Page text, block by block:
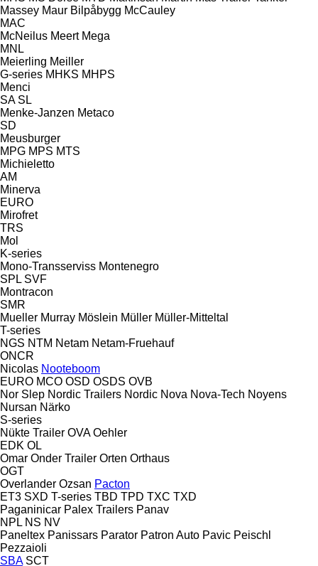
Massey Maur Bilpåbygg McCauley
MAC
McNeilus Meert Mega
MNL
Meierling Meiller
G-series MHKS MHPS
Menci
SA SL
Menke-Janzen Metaco
SD
Meusburger
MPG MPS MTS
Michieletto
AM
Minerva
EURO
Mirofret
TRS
Mol
K-series
Mono-Transserviss Montenegro
SPL SVF
Montracon
SMR
Mueller Murray Möslein Müller Müller-Mitteltal
T-series
NGS NTM Netam Netam-Fruehauf
ONCR
Nicolas Nooteboom
EURO MCO OSD OSDS OVB
Nor Slep Nordic Trailers Nordic Nova Nova-Tech Noyens
Nursan Närko
S-series
Nükte Trailer OVA Oehler
EDK OL
Omar Onder Trailer Orten Orthaus
OGT
Overlander Ozsan Pacton
ET3 SXD T-series TBD TPD TXC TXD
Paganinicar Palex Trailers Panav
NPL NS NV
Paneltex Panissars Parator Patron Auto Pavic Peischl
Pezzaioli
SBA SCT